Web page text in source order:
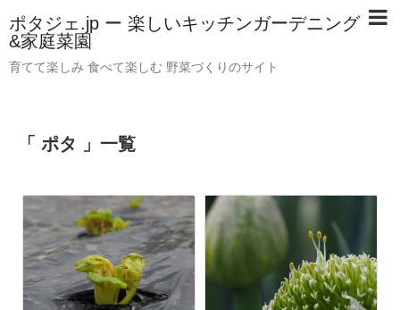
ポタジェ.jp ー 楽しいキッチンガーデニング
&家庭菜園
育てて楽しみ 食べて楽しむ 野菜づくりのサイト
「 ポタ 」一覧